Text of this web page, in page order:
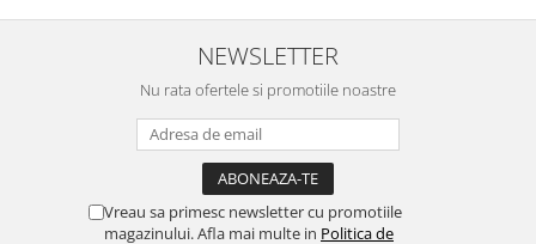
NEWSLETTER
Nu rata ofertele si promotiile noastre
Vreau sa primesc newsletter cu promotiile
magazinului. Afla mai multe in Politica de